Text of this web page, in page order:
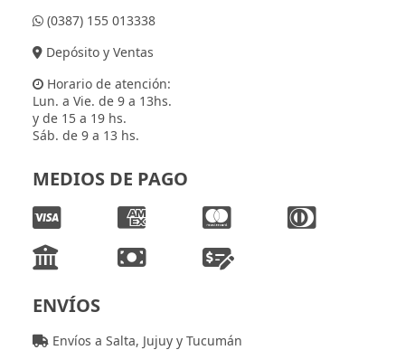
(0387) 155 013338
Depósito y Ventas
Horario de atención:
Lun. a Vie. de 9 a 13hs.
y de 15 a 19 hs.
Sáb. de 9 a 13 hs.
MEDIOS DE PAGO
ENVÍOS
Envíos a Salta, Jujuy y Tucumán